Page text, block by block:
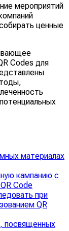
мероприятий
ценные
Codes для
материалах
кампанию с
Code
при
QR
посвященных